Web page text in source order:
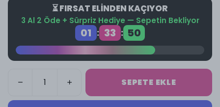
⏳ FIRSAT ELİNDEN KAÇIYOR
3 Al 2 Öde + Sürpriz Hediye — Sepetin Bekliyor
01 : 33 : 50
SEPETE EKLE